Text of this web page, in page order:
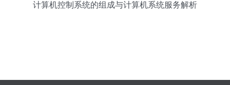
计算机控制系统的组成与计算机系统服务解析